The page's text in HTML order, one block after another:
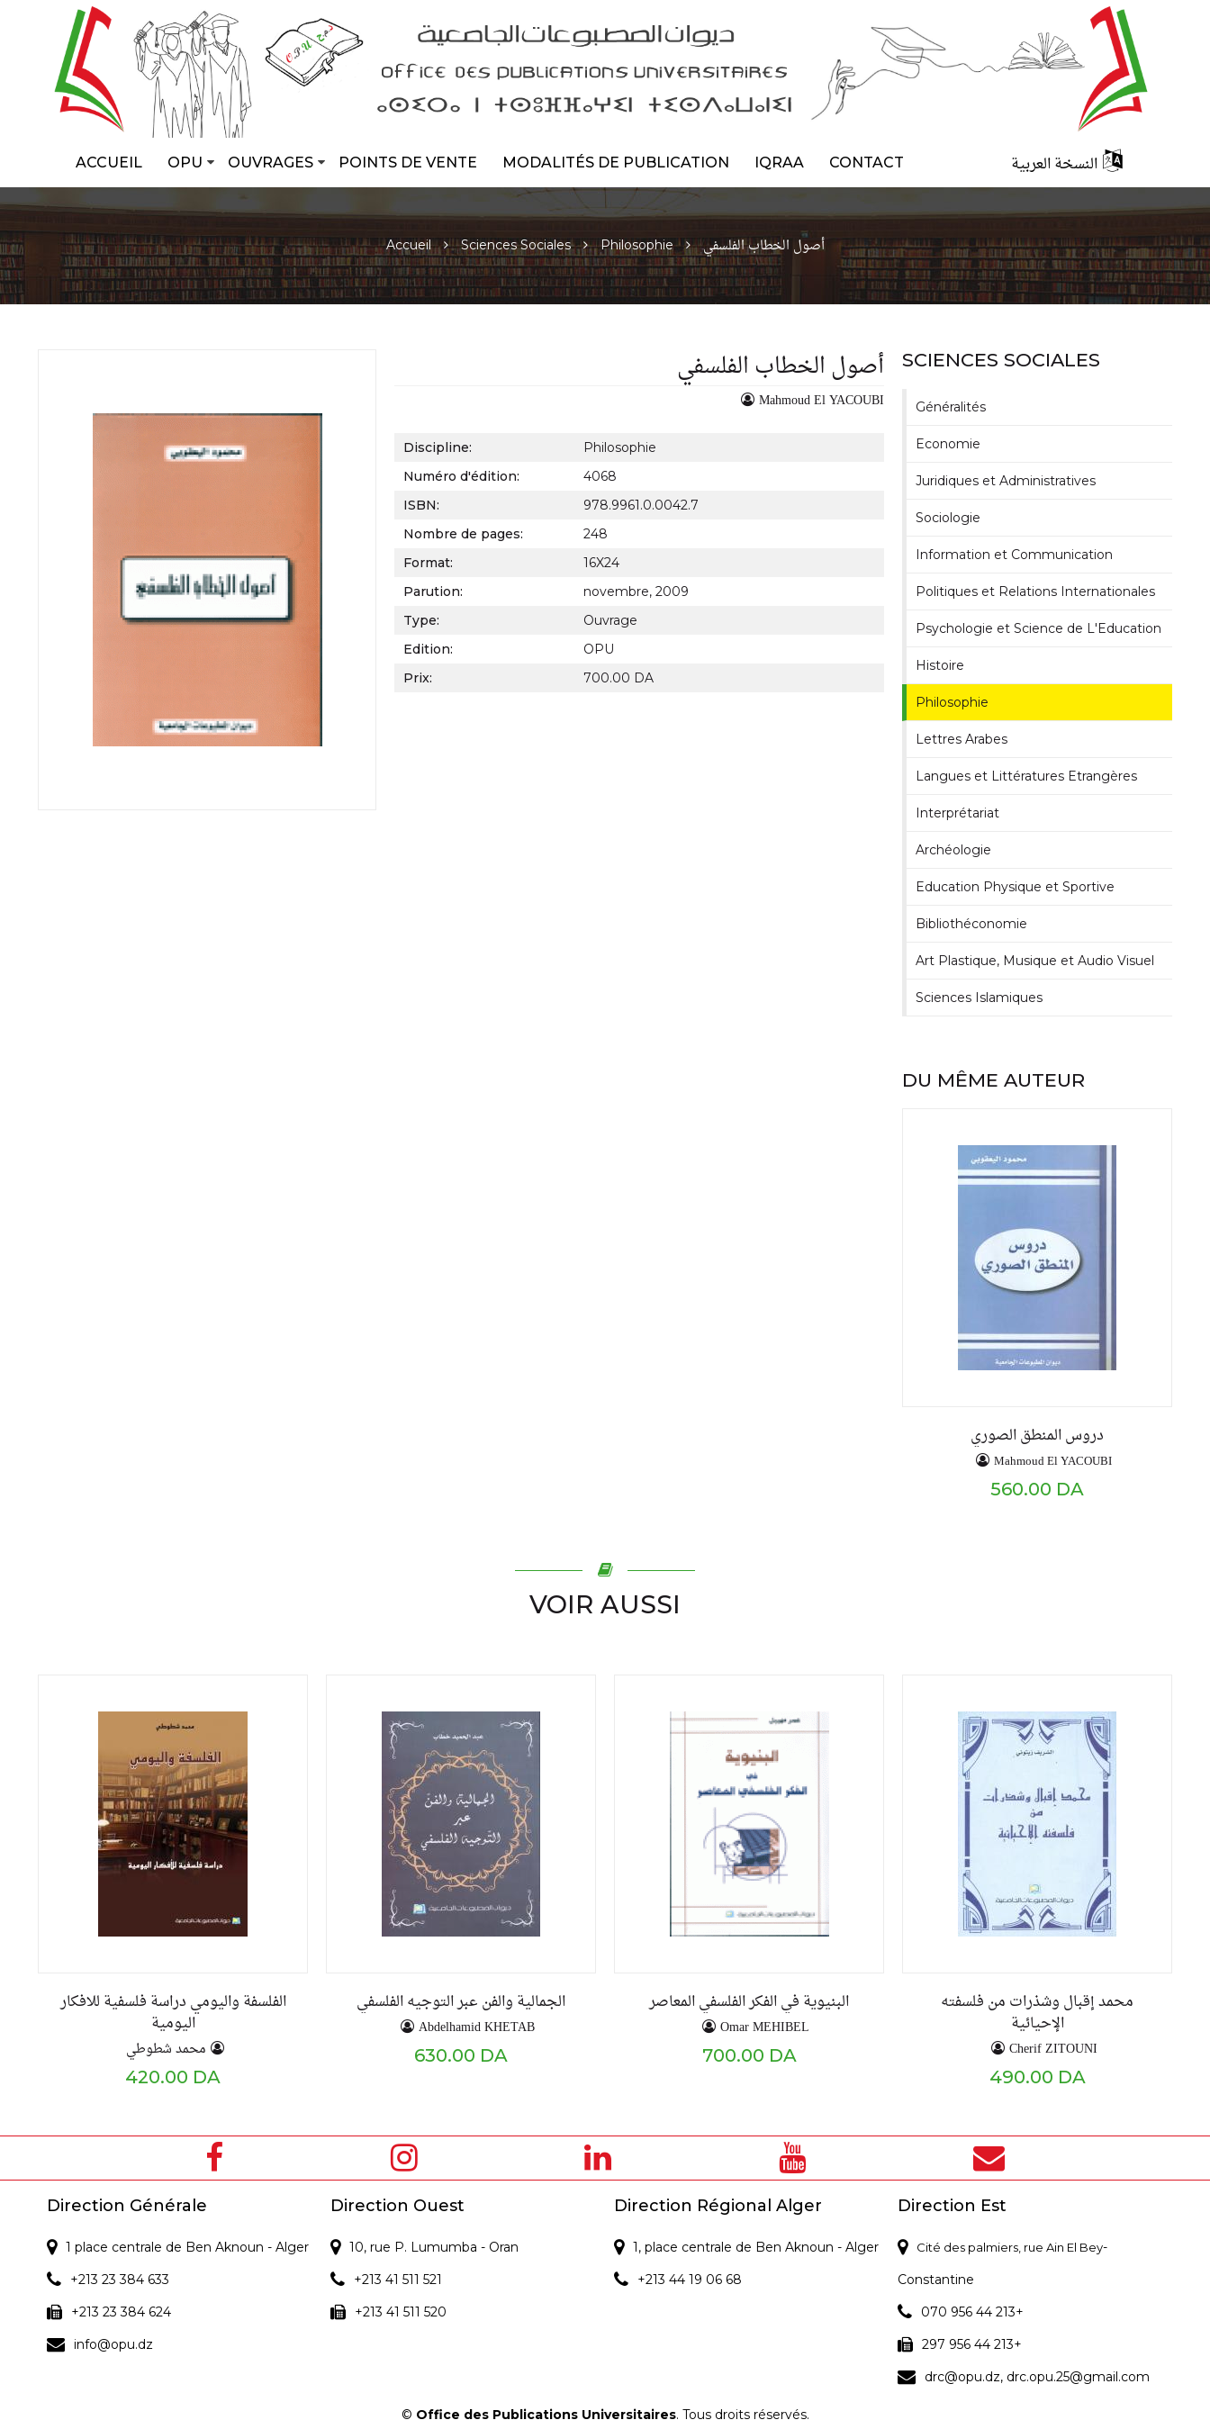
ACCUEIL OPU OUVRAGES POINTS DE VENTE MODALITÉS DE PUBLICATION IQRAA CONTACT النسخة العربية
Accueil Sciences Sociales Philosophie أصول الخطاب الفلسفي
أصول الخطاب الفلسفي
Mahmoud El YACOUBI
Discipline:
Philosophie
Numéro d'édition:
4068
ISBN:
978.9961.0.0042.7
Nombre de pages:
248
Format:
16X24
Parution:
novembre, 2009
Type:
Ouvrage
Edition:
OPU
Prix:
700.00 DA
SCIENCES SOCIALES
Généralités
Economie
Juridiques et Administratives
Sociologie
Information et Communication
Politiques et Relations Internationales
Psychologie et Science de L'Education
Histoire
Philosophie
Lettres Arabes
Langues et Littératures Etrangères
Interprétariat
Archéologie
Education Physique et Sportive
Bibliothéconomie
Art Plastique, Musique et Audio Visuel
Sciences Islamiques
DU MÊME AUTEUR
دروس المنطق الصوري
Mahmoud El YACOUBI
560.00 DA
VOIR AUSSI
الفلسفة واليومي دراسة فلسفية للافكار
اليومية
محمد شطوطي
420.00 DA
الجمالية والفن عبر التوجيه الفلسفي
Abdelhamid KHETAB
630.00 DA
البنيوية في الفكر الفلسفي المعاصر
Omar MEHIBEL
700.00 DA
محمد إقبال وشذرات من فلسفته
الإحيائية
Cherif ZITOUNI
490.00 DA
Direction Générale
1 place centrale de Ben Aknoun - Alger
+213 23 384 633
+213 23 384 624
info@opu.dz
Direction Ouest
10, rue P. Lumumba - Oran
+213 41 511 521
+213 41 511 520
Direction Régional Alger
1, place centrale de Ben Aknoun - Alger
+213 44 19 06 68
Direction Est
Cité des palmiers, rue Ain El Bey-
Constantine
070 956 44 213+
297 956 44 213+
drc@opu.dz, drc.opu.25@gmail.com
© Office des Publications Universitaires. Tous droits réservés.